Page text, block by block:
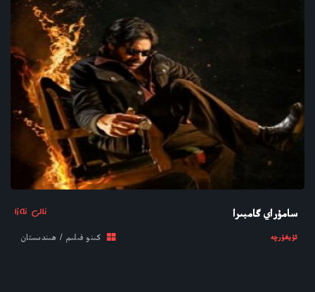
سامۇراي گامبىرا ئالى ئەزا
ئۇيغۇرچە كىنو فىلىم / ھىندىستان